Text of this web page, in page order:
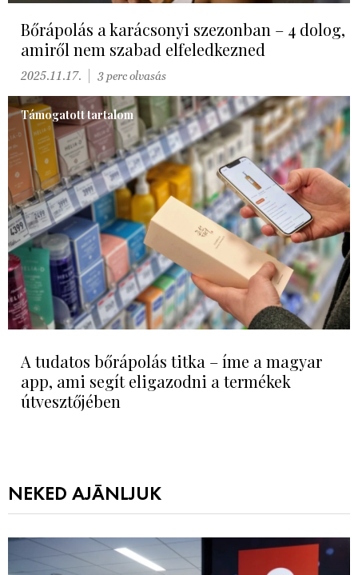
Bőrápolás a karácsonyi szezonban – 4 dolog,
amiről nem szabad elfeledkezned
2025.11.17. 3 perc olvasás
Támogatott tartalom
A tudatos bőrápolás titka – íme a magyar
app, ami segít eligazodni a termékek
útvesztőjében
NEKED AJÁNLJUK